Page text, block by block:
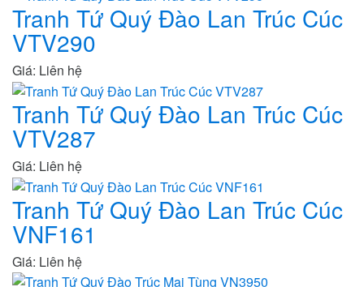
Tranh Tứ Quý Đào Lan Trúc Cúc
VTV290
Giá: Liên hệ
Tranh Tứ Quý Đào Lan Trúc Cúc
VTV287
Giá: Liên hệ
Tranh Tứ Quý Đào Lan Trúc Cúc
VNF161
Giá: Liên hệ